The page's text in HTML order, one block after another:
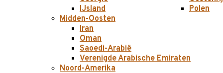
IJsland
Polen
Midden-Oosten
Iran
Oman
Saoedi-Arabië
Verenigde Arabische Emiraten
Noord-Amerika